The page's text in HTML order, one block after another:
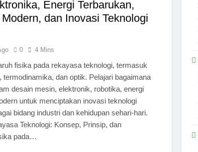
Energi Terbarukan,
dan Inovasi Teknologi
0 4 Mins
fisika pada rekayasa teknologi, termasuk
dan optik. Pelajari bagaimana
desain mesin, elektronik, robotika, energi
untuk menciptakan inovasi teknologi
bidang industri dan kehidupan sehari-hari.
Teknologi: Konsep, Prinsip, dan
pada…